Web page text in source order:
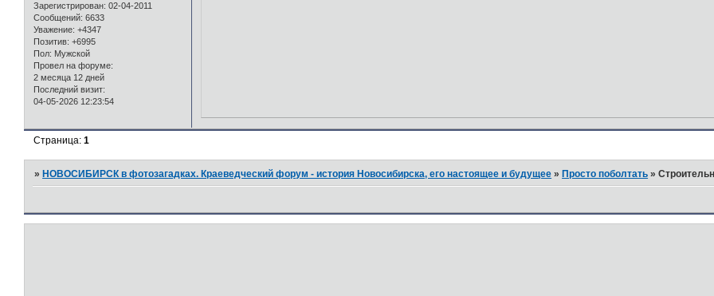
Зарегистрирован: 02-04-2011
Сообщений: 6633
Уважение: +4347
Позитив: +6995
Пол: Мужской
Провел на форуме:
2 месяца 12 дней
Последний визит:
04-05-2026 12:23:54
Страница:1
»НОВОСИБИРСК в фотозагадках. Краеведческий форум - история Новосибирска, его настоящее и будущее »Просто поболтать »